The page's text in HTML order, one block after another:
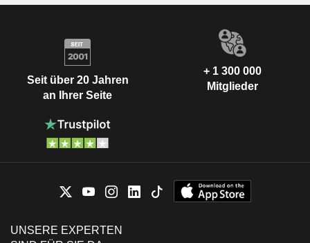
Seit über 20 Jahren
an Ihrer Seite
+ 1 300 000
Mitglieder
UNSERE EXPERTEN